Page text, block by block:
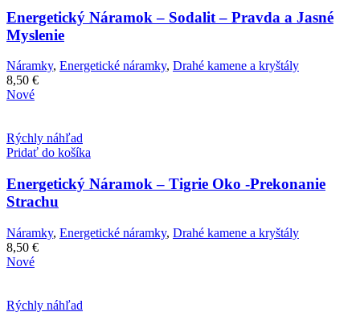
Energetický Náramok – Sodalit – Pravda a Jasné
Myslenie
Náramky, Energetické náramky, Drahé kamene a kryštály
8,50 €
Nové
Rýchly náhľad
Pridať do košíka
Energetický Náramok – Tigrie Oko -Prekonanie
Strachu
Náramky, Energetické náramky, Drahé kamene a kryštály
8,50 €
Nové
Rýchly náhľad